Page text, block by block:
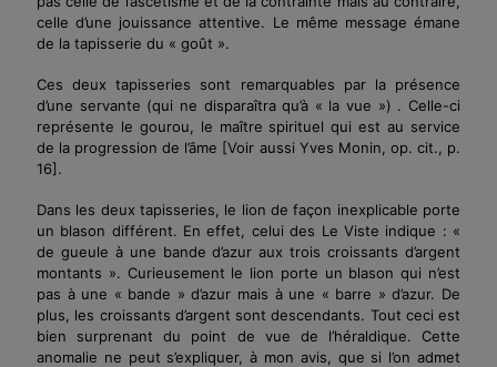
celle d’une jouissance attentive. Le même message émane
de la tapisserie du « goût ».
Ces deux tapisseries sont remarquables par la présence
d’une servante (qui ne disparaîtra qu’à « la vue ») . Celle-ci
représente le gourou, le maître spirituel qui est au service
de la progression de l’âme [Voir aussi Yves Monin, op. cit., p.
16].
Dans les deux tapisseries, le lion de façon inexplicable porte
un blason différent. En effet, celui des Le Viste indique : «
de gueule à une bande d’azur aux trois croissants d’argent
montants ». Curieusement le lion porte un blason qui n’est
pas à une « bande » d’azur mais à une « barre » d’azur. De
plus, les croissants d’argent sont descendants. Tout ceci est
bien surprenant du point de vue de l’héraldique. Cette
anomalie ne peut s’expliquer, à mon avis, que si l’on admet